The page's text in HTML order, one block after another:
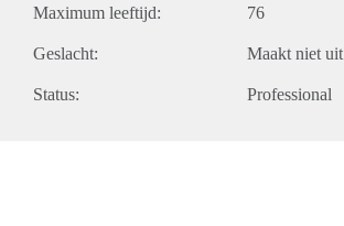
Beschikbaarheid: per direct
Maximum leeftijd: 76
Geslacht: Maakt niet uit
Status: Professional